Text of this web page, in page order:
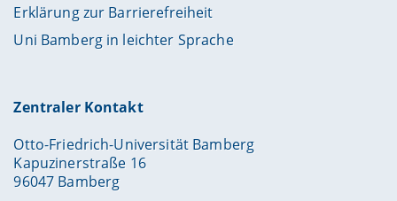
Erklärung zur Barrierefreiheit
Uni Bamberg in leichter Sprache
Zentraler Kontakt
Otto-Friedrich-Universität Bamberg
Kapuzinerstraße 16
96047 Bamberg